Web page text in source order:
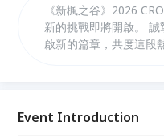
《新楓之谷》2026
新的挑戰即將開啟。
啟新的篇章，共度這段
Event Introduction